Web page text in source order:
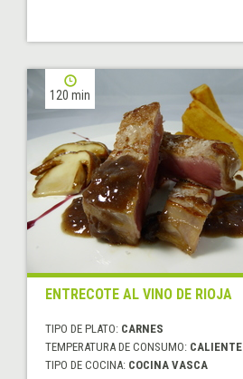
120 min
ENTRECOTE AL VINO DE RIOJA
TIPO DE PLATO: CARNES
TEMPERATURA DE CONSUMO: CALIENTE
TIPO DE COCINA: COCINA VASCA